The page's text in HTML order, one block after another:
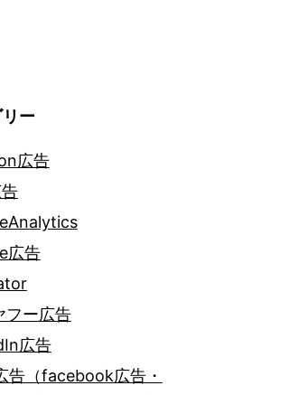
ー
広告
広告
フー広告
広告
告（facebook広告・